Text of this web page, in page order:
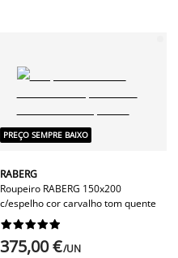
PREÇO SEMPRE BAIXO
RABERG
Roupeiro RABERG 150x200
c/espelho cor carvalho tom quente






375,00 €/UN